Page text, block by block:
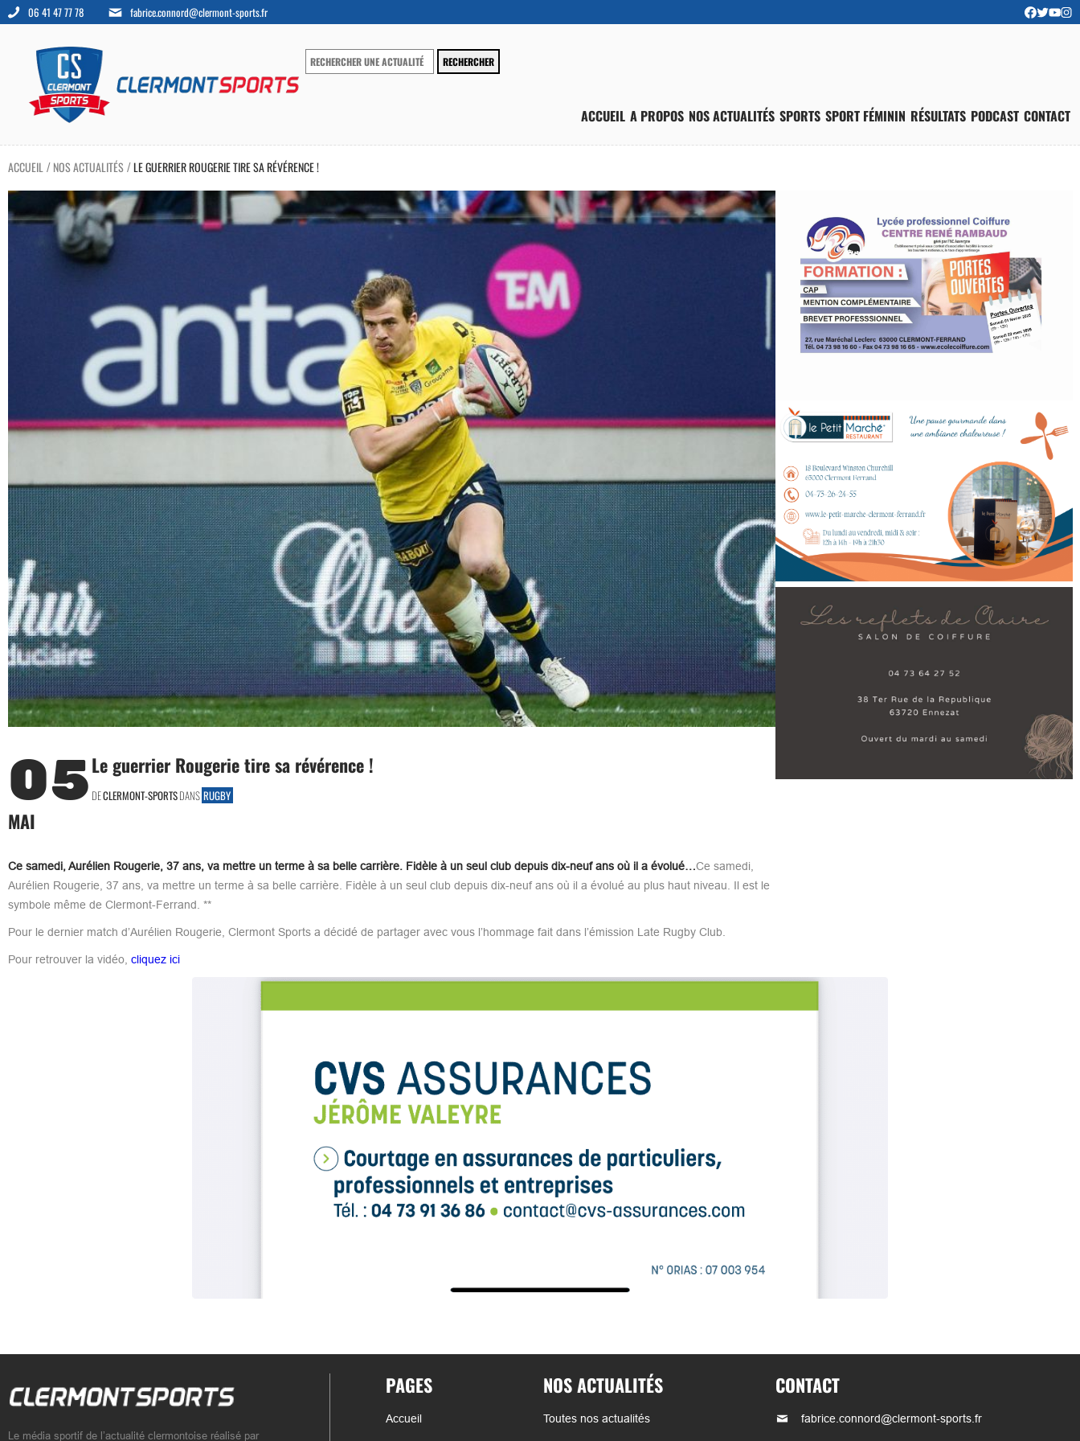
06 41 47 77 78 fabrice.connord@clermont-sports.fr
ACCUEIL A PROPOS NOS ACTUALITÉS SPORTS SPORT FÉMININ RÉSULTATS PODCAST CONTACT
ACCUEIL / NOS ACTUALITÉS/LE GUERRIER ROUGERIE TIRE SA RÉVÉRENCE !
05
MAI
Le guerrier Rougerie tire sa révérence !
DECLERMONT-SPORTSDANS RUGBY
Ce samedi, Aurélien Rougerie, 37 ans, va mettre un terme à sa belle carrière. Fidèle à un seul club depuis dix-neuf ans où il a évolué…Ce samedi,
Aurélien Rougerie, 37 ans, va mettre un terme à sa belle carrière. Fidèle à un seul club depuis dix-neuf ans où il a évolué au plus haut niveau. Il est le
symbole même de Clermont-Ferrand. **
Pour le dernier match d’Aurélien Rougerie, Clermont Sports a décidé de partager avec vous l’hommage fait dans l’émission Late Rugby Club.
Pour retrouver la vidéo, cliquez ici
Le média sportif de l’actualité clermontoise réalisé par
PAGES
Accueil
NOS ACTUALITÉS
Toutes nos actualités
CONTACT
fabrice.connord@clermont-sports.fr